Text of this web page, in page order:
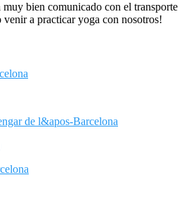
bien comunicado con el transporte
a practicar yoga con nosotros!